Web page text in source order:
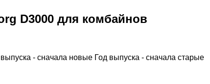
D3000 для комбайнов
выпуска - сначала новые Год выпуска - сначала старые